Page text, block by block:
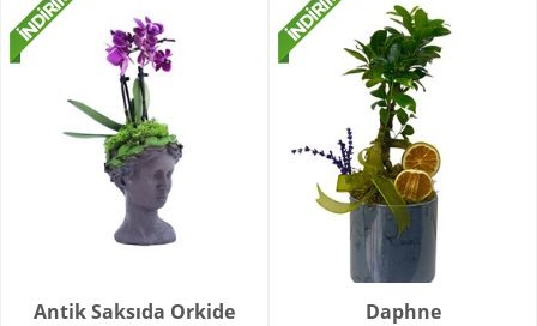
Antik Saksıda Orkide Daphne